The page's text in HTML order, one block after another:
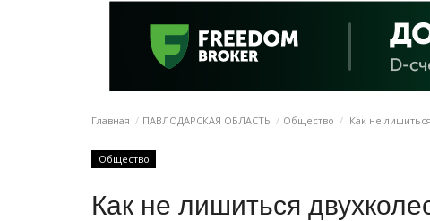
Главная ПАВЛОДАРСКАЯ ОБЛАСТЬ Общество Как не
Общество
Как не лишиться